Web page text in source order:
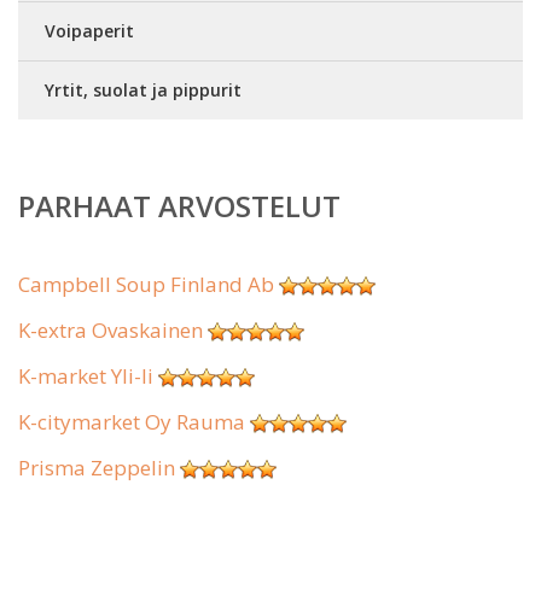
Voipaperit
Yrtit, suolat ja pippurit
PARHAAT ARVOSTELUT
Campbell Soup Finland Ab
K-extra Ovaskainen
K-market Yli-Ii
K-citymarket Oy Rauma
Prisma Zeppelin